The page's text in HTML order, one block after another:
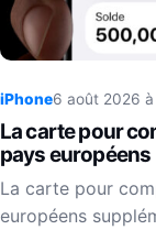
iPhone6 août 2026 à
La carte pour
pays européens
La carte pour
européens